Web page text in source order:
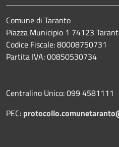
Comune di Taranto
Piazza Municipio 1 74123
Codice Fiscale: 80008750731
Partita IVA: 00850530734
Centralino Unico: 099 4581111
PEC: